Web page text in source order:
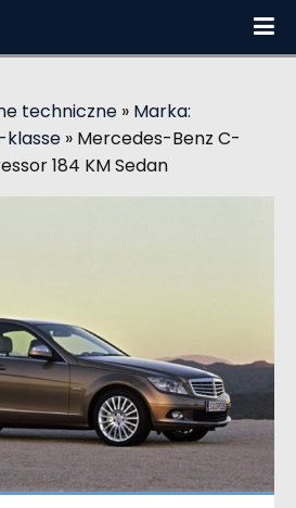
techniczne » Marka:
klasse » Mercedes-Benz C-
184 KM Sedan